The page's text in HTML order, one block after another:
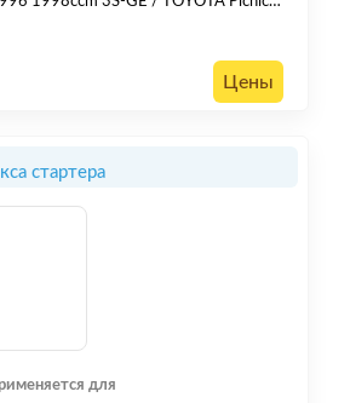
I 2.0 16V XM10 1996-2001
Цены
стартера
для